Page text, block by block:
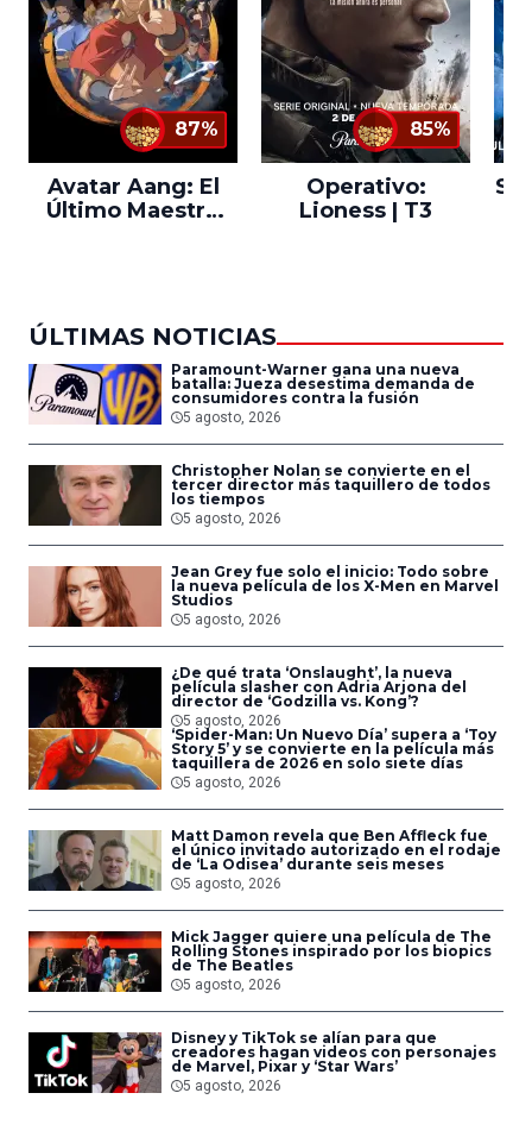
87%
Avatar Aang: El
Último Maestro
85%
Operativo:
Lioness | T3
ÚLTIMAS NOTICIAS
Paramount-Warner gana una nueva
batalla: Jueza desestima demanda de
consumidores contra la fusión
5 agosto, 2026
Christopher Nolan se convierte en el
tercer director más taquillero de todos
los tiempos
5 agosto, 2026
Jean Grey fue solo el inicio: Todo sobre
la nueva película de los X-Men en Marvel
Studios
5 agosto, 2026
¿De qué trata ‘Onslaught’, la nueva
película slasher con Adria Arjona del
director de ‘Godzilla vs. Kong’?
5 agosto, 2026
‘Spider-Man: Un Nuevo Día’ supera a ‘Toy
Story 5’ y se convierte en la película más
taquillera de 2026 en solo siete días
5 agosto, 2026
Matt Damon revela que Ben Affleck fue
el único invitado autorizado en el rodaje
de ‘La Odisea’ durante seis meses
5 agosto, 2026
Mick Jagger quiere una película de The
Rolling Stones inspirado por los biopics
de The Beatles
5 agosto, 2026
Disney y TikTok se alían para que
creadores hagan videos con personajes
de Marvel, Pixar y ‘Star Wars’
5 agosto, 2026